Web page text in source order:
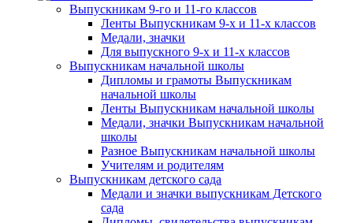
Выпускникам 9-го и 11-го классов
Ленты Выпускникам 9-х и 11-х классов
Медали, значки
Для выпускного 9-х и 11-х классов
Выпускникам начальной школы
Дипломы и грамоты Выпускникам
начальной школы
Ленты Выпускникам начальной школы
Медали, значки Выпускникам начальной
школы
Разное Выпускникам начальной школы
Учителям и родителям
Выпускникам детского сада
Медали и значки выпускникам Детского
сада